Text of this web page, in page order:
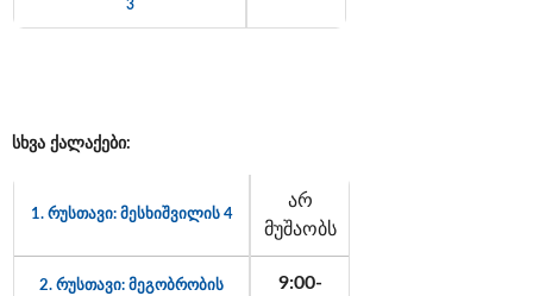
3
სხვა ქალაქები:
1. რუსთავი: მესხიშვილის 4
არ
მუშაობს
2. რუსთავი: მეგობრობის
9:00-